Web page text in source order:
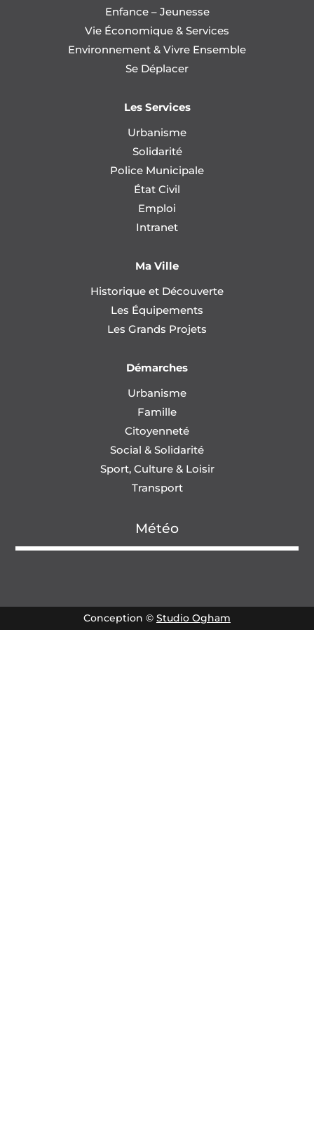
Enfance – Jeunesse
Vie Économique & Services
Environnement & Vivre Ensemble
Se Déplacer
Les Services
Urbanisme
Solidarité
Police Municipale
État Civil
Emploi
Intranet
Ma Ville
Historique et Découverte
Les Équipements
Les Grands Projets
Démarches
Urbanisme
Famille
Citoyenneté
Social & Solidarité
Sport, Culture & Loisir
Transport
Météo
Conception © Studio Ogham